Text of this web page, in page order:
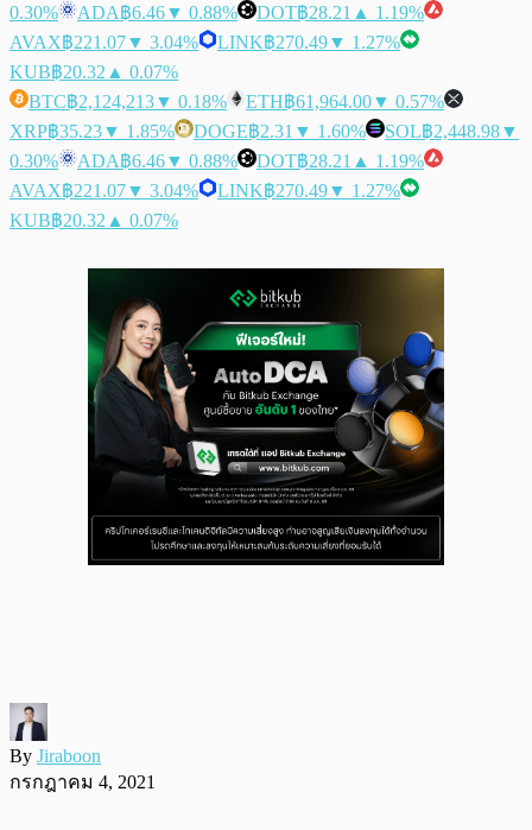
0.30%
ADA฿6.46▼ 0.88% DOT฿28.21 ▲ 1.19%
AVAX฿221.07▼ 3.04% LINK฿270.49▼ 1.27%
KUB฿20.32 ▲ 0.07%
BTC฿2,124,213▼ 0.18% ETH฿61,964.00▼ 0.57%
XRP฿35.23▼ 1.85% DOGE฿2.31 ▼ 1.60% SOL฿2,448.98▼
0.30%
ADA฿6.46▼ 0.88% DOT฿28.21 ▲ 1.19%
AVAX฿221.07▼ 3.04% LINK฿270.49▼ 1.27%
KUB฿20.32 ▲ 0.07%
By Jiraboon
กรกฎาคม 4, 2021